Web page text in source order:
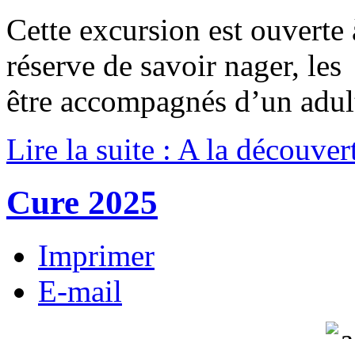
Cette excursion est
réserve de savoir nager,
être accompagnés d’un
Lire la suite : A la
Cure 2025
Imprimer
E-mail